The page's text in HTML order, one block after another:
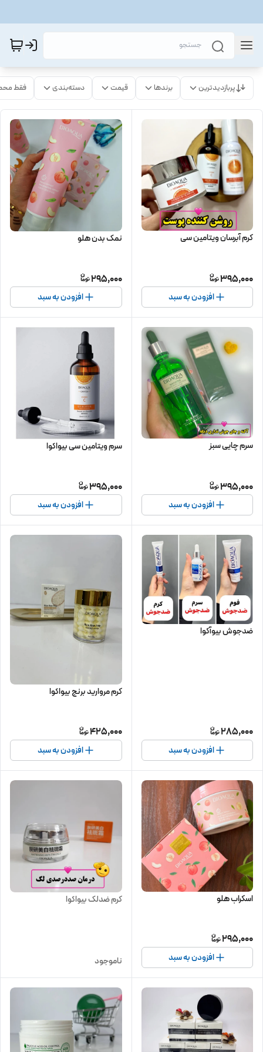
پربازدیدترین برندها قیمت دسته‌بندی فقط
کرم آبرسان ویتامین سی
395,000
افزودن به سبد
نمک بدن هلو
295,000
افزودن به سبد
سرم چایی سبز
395,000
افزودن به سبد
سرم ویتامین سی بیواکوا
395,000
افزودن به سبد
ضدجوش بیوآکوا
285,000
افزودن به سبد
کرم مروارید برنج بیواکوا
425,000
افزودن به سبد
اسکراب هلو
295,000
افزودن به سبد
کرم ضدلک بیواکوا
ناموجود